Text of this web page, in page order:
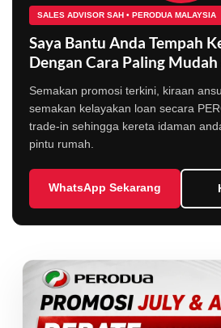
SALES ADVISOR SAH • PERODUA MALAYSIA
Saya Bantu Anda Tempah
Dengan Cara Paling
Semakan promosi terkini, kiraan
semakan kelayakan loan secara
trade-in sehingga kereta idaman
pintu rumah.
WhatsApp Sekarang